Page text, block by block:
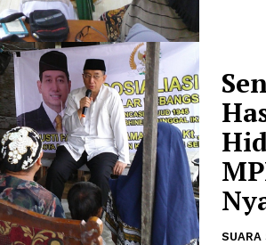
SUARA